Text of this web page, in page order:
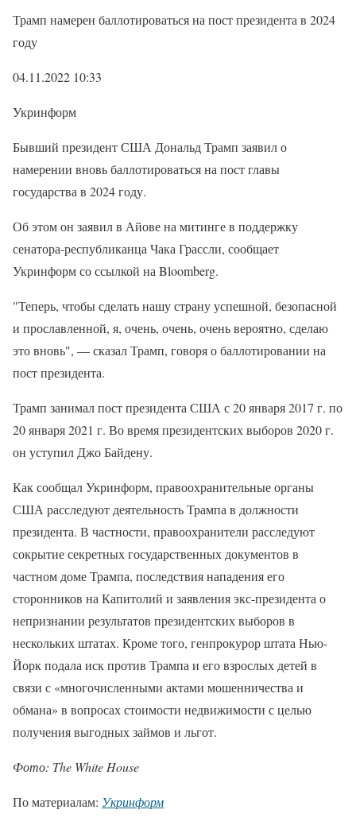
Трамп намерен баллотироваться на пост президента в 2024
году
04.11.2022 10:33
Укринформ
Бывший президент США Дональд Трамп заявил о
намерении вновь баллотироваться на пост главы
государства в 2024 году.
Об этом он заявил в Айове на митинге в поддержку
сенатора-республиканца Чака Грассли, сообщает
Укринформ со ссылкой на Bloomberg.
"Теперь, чтобы сделать нашу страну успешной, безопасной
и прославленной, я, очень, очень, очень вероятно, сделаю
это вновь", — сказал Трамп, говоря о баллотировании на
пост президента.
Трамп занимал пост президента США с 20 января 2017 г. по
20 января 2021 г. Во время президентских выборов 2020 г.
он уступил Джо Байдену.
Как сообщал Укринформ, правоохранительные органы
США расследуют деятельность Трампа в должности
президента. В частности, правоохранители расследуют
сокрытие секретных государственных документов в
частном доме Трампа, последствия нападения его
сторонников на Капитолий и заявления экс-президента о
непризнании результатов президентских выборов в
нескольких штатах. Кроме того, генпрокурор штата Нью-
Йорк подала иск против Трампа и его взрослых детей в
связи с «многочисленными актами мошенничества и
обмана» в вопросах стоимости недвижимости с целью
получения выгодных займов и льгот.
Фото: The White House
По материалам: Укринформ